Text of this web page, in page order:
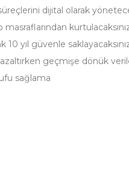
dijital olarak
10 yıl güvenle
geçmişe dönük
sağlama